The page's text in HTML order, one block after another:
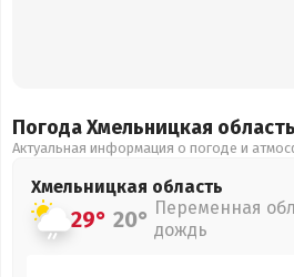
Погода Хмельницкая область
Актуальная информация о погоде и
Хмельницкая область
29° 20° Переменная
дождь